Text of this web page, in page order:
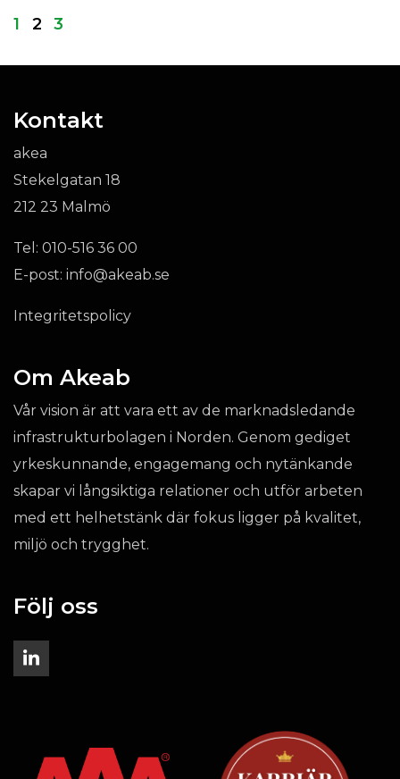
1 2 3
Kontakt
akea
Stekelgatan 18
212 23 Malmö
Tel: 010-516 36 00
E-post: info@akeab.se
Integritetspolicy
Om Akeab
Vår vision är att vara ett av de marknadsledande
infrastrukturbolagen i Norden. Genom gediget
yrkeskunnande, engagemang och nytänkande
skapar vi långsiktiga relationer och utför arbeten
med ett helhetstänk där fokus ligger på kvalitet,
miljö och trygghet.
Följ oss